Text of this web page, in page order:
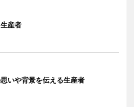
産者
いや背景を伝える生産者